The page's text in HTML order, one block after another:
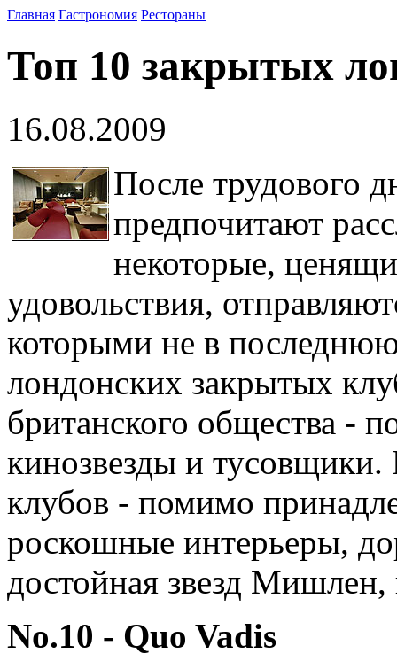
Главная Гастрономия Рестораны
Топ 10 закрытых
16.08.2009
После трудового
предпочитают
некоторые,
удовольствия,
которыми не в
лондонских закрытых
британского общества -
кинозвезды и
клубов - помимо
роскошные интерьеры,
достойная звезд
No.10 - Quo Vadis